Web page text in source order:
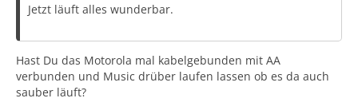
Jetzt läuft alles wunderbar.
Hast Du das Motorola mal kabelgebunden mit AA
verbunden und Music drüber laufen lassen ob es da auch
sauber läuft?